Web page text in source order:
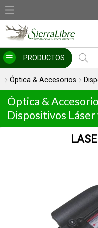
PRODUCTOS
Óptica & Accesorios
Óptica &
Dispositivos Láser